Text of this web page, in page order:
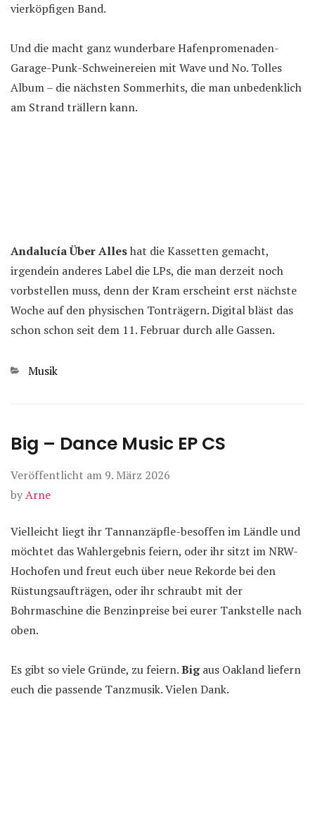
vierköpfigen Band.
Und die macht ganz wunderbare Hafenpromenaden-
Garage-Punk-Schweinereien mit Wave und No. Tolles
Album – die nächsten Sommerhits, die man unbedenklich
am Strand trällern kann.
Andalucía Über Alleshat die Kassetten gemacht,
irgendein anderes Label die LPs, die man derzeit noch
vorbstellen muss, denn der Kram erscheint erst nächste
Woche auf den physischen Tonträgern. Digital bläst das
schon schon seit dem 11. Februar durch alle Gassen.
Kategorien
Musik
Big – Dance Music EP CS
Veröffentlicht am 9. März 2026
byArne
Vielleicht liegt ihr Tannanzäpfle-besoffen im Ländle und
möchtet das Wahlergebnis feiern, oder ihr sitzt im NRW-
Hochofen und freut euch über neue Rekorde bei den
Rüstungsaufträgen, oder ihr schraubt mit der
Bohrmaschine die Benzinpreise bei eurer Tankstelle nach
oben.
Es gibt so viele Gründe, zu feiern.Bigaus Oakland liefern
euch die passende Tanzmusik. Vielen Dank.